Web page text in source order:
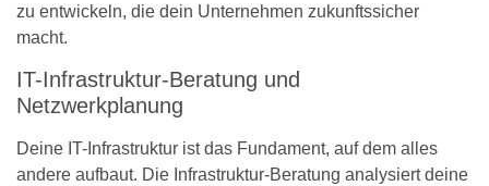
zu entwickeln, die dein Unternehmen zukunftssicher
macht.
IT-Infrastruktur-Beratung und
Netzwerkplanung
Deine IT-Infrastruktur ist das Fundament, auf dem alles
andere aufbaut. Die Infrastruktur-Beratung analysiert deine